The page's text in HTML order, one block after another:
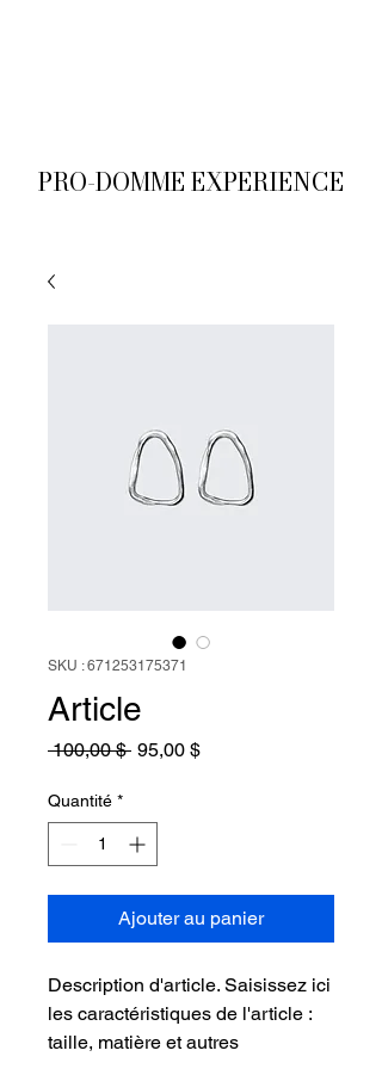
PRO-DOMME EXPERIENCE
SKU : 671253175371
Article
100,00 $ Prix
95,00 $Prix
Quantité *
Ajouter au panier
Description d'article. Saisissez ici
les caractéristiques de l'article :
taille, matière et autres